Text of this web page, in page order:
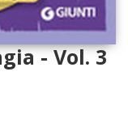
- Vol. 3